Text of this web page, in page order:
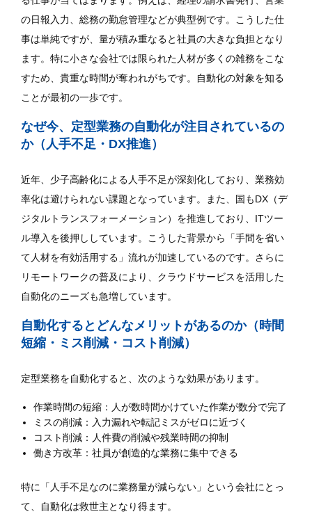
の日報入力、総務の勤怠管理などが典型例です。こうした仕
事は単純ですが、量が積み重なると社員の大きな負担となり
ます。特に小さな会社では限られた人材が多くの雑務をこな
すため、貴重な時間が奪われがちです。自動化の対象を知る
ことが最初の一歩です。
なぜ今、定型業務の自動化が注目されているの
か（人手不足・DX推進）
近年、少子高齢化による人手不足が深刻化しており、業務効
率化は避けられない課題となっています。また、国もDX（デ
ジタルトランスフォーメーション）を推進しており、ITツー
ル導入を後押ししています。こうした背景から「手間を省い
て人材を有効活用する」流れが加速しているのです。さらに
リモートワークの普及により、クラウドサービスを活用した
自動化のニーズも急増しています。
自動化するとどんなメリットがあるのか（時間
短縮・ミス削減・コスト削減）
定型業務を自動化すると、次のような効果があります。
作業時間の短縮：人が数時間かけていた作業が数分で完了
ミスの削減：入力漏れや転記ミスがゼロに近づく
コスト削減：人件費の削減や残業時間の抑制
働き方改革：社員が創造的な業務に集中できる
特に「人手不足なのに業務量が減らない」という会社にとっ
て、自動化は救世主となり得ます。